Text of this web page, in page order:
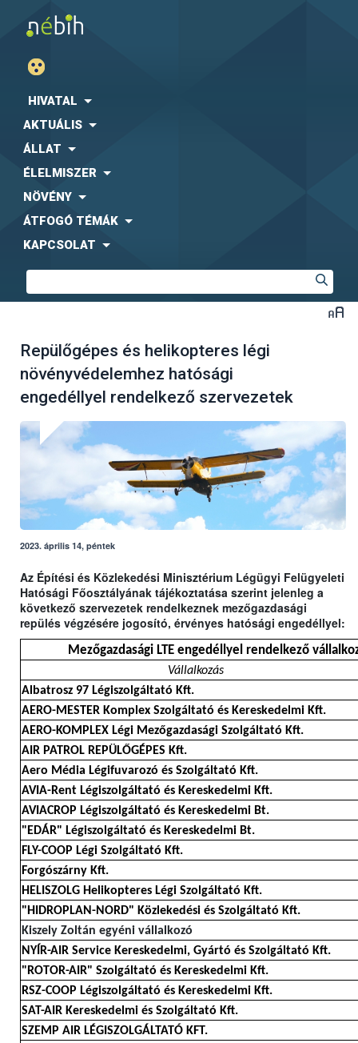
HIVATAL
AKTUÁLIS
ÁLLAT
ÉLELMISZER
NÖVÉNY
ÁTFOGÓ TÉMÁK
KAPCSOLAT
Repülőgépes és helikopteres légi
növényvédelemhez hatósági
engedéllyel rendelkező szervezetek
2023. április 14, péntek
Az Építési és Közlekedési Minisztérium Légügyi Felügyeleti
Hatósági Főosztályának tájékoztatása szerint jelenleg a
következő szervezetek rendelkeznek mezőgazdasági
repülés végzésére jogosító, érvényes hatósági engedéllyel:
Mezőgazdasági LTE engedéllyel rendelkező
Vállalkozás
Albatrosz 97 Légiszolgáltató Kft.
AERO-MESTER Komplex Szolgáltató és Kereskedelmi Kft.
AERO-KOMPLEX Légi Mezőgazdasági Szolgáltató Kft.
AIR PATROL REPÜLŐGÉPES Kft.
Aero Média Légifuvarozó és Szolgáltató Kft.
AVIA-Rent Légiszolgáltató és Kereskedelmi Kft.
AVIACROP Légiszolgáltató és Kereskedelmi Bt.
"EDÁR" Légiszolgáltató és Kereskedelmi Bt.
FLY-COOP Légi Szolgáltató Kft.
Forgószárny Kft.
HELISZOLG Helikopteres Légi Szolgáltató Kft.
"HIDROPLAN-NORD" Közlekedési és Szolgáltató Kft.
Kiszely Zoltán egyéni vállalkozó
NYÍR-AIR Service Kereskedelmi, Gyártó és Szolgáltató Kft.
"ROTOR-AIR" Szolgáltató és Kereskedelmi Kft.
RSZ-COOP Légiszolgáltató és Kereskedelmi Kft.
SAT-AIR Kereskedelmi és Szolgáltató Kft.
SZEMP AIR LÉGISZOLGÁLTATÓ KFT.